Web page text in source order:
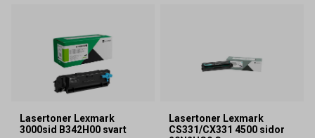
Lasertoner Lexmark
3000sid B342H00 svart
Lasertoner Lexmark
CS331/CX331 4500 sidor